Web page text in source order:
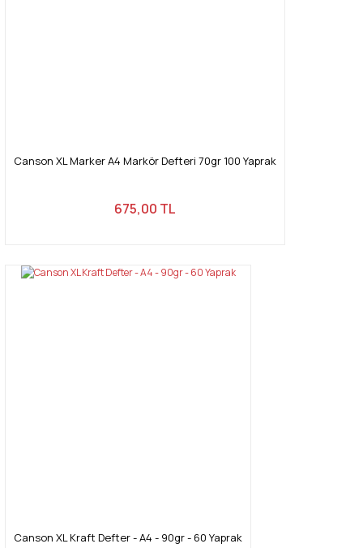
Canson XL Marker A4 Markör Defteri 70gr 100 Yaprak
675,00 TL
Canson XL Kraft Defter - A4 - 90gr - 60 Yaprak